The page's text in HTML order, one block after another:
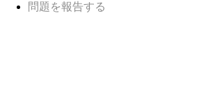
問題を報告する